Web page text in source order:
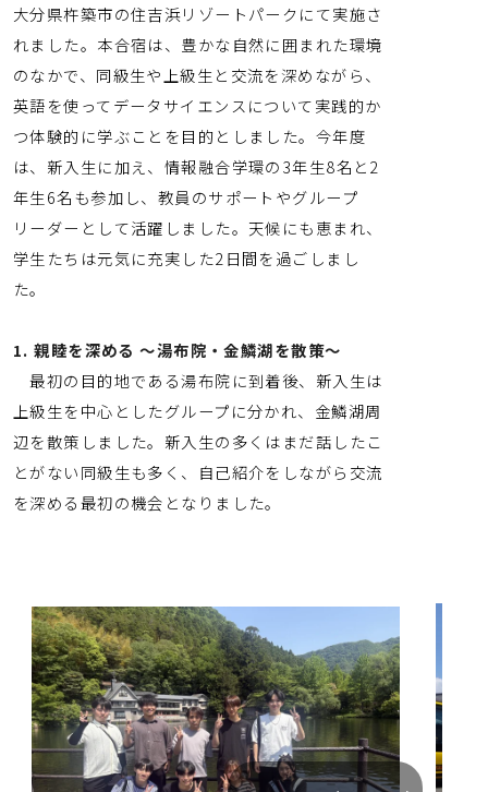
在校生・卒業生の声
大分県杵築市の住吉浜リゾートパークにて実施さ
れました。本合宿は、豊かな自然に囲まれた環境
のなかで、同級生や上級生と交流を深めながら、
英語を使ってデータサイエンスについて実践的か
つ体験的に学ぶことを目的としました。今年度
は、新入生に加え、情報融合学環の3年生8名と2
年生6名も参加し、教員のサポートやグループ
リーダーとして活躍しました。天候にも恵まれ、
学生たちは元気に充実した2日間を過ごしまし
た。
1. 親睦を深める 〜湯布院・金鱗湖を散策〜
最初の目的地である湯布院に到着後、新入生は
上級生を中心としたグループに分かれ、金鱗湖周
辺を散策しました。新入生の多くはまだ話したこ
とがない同級生も多く、自己紹介をしながら交流
を深める最初の機会となりました。